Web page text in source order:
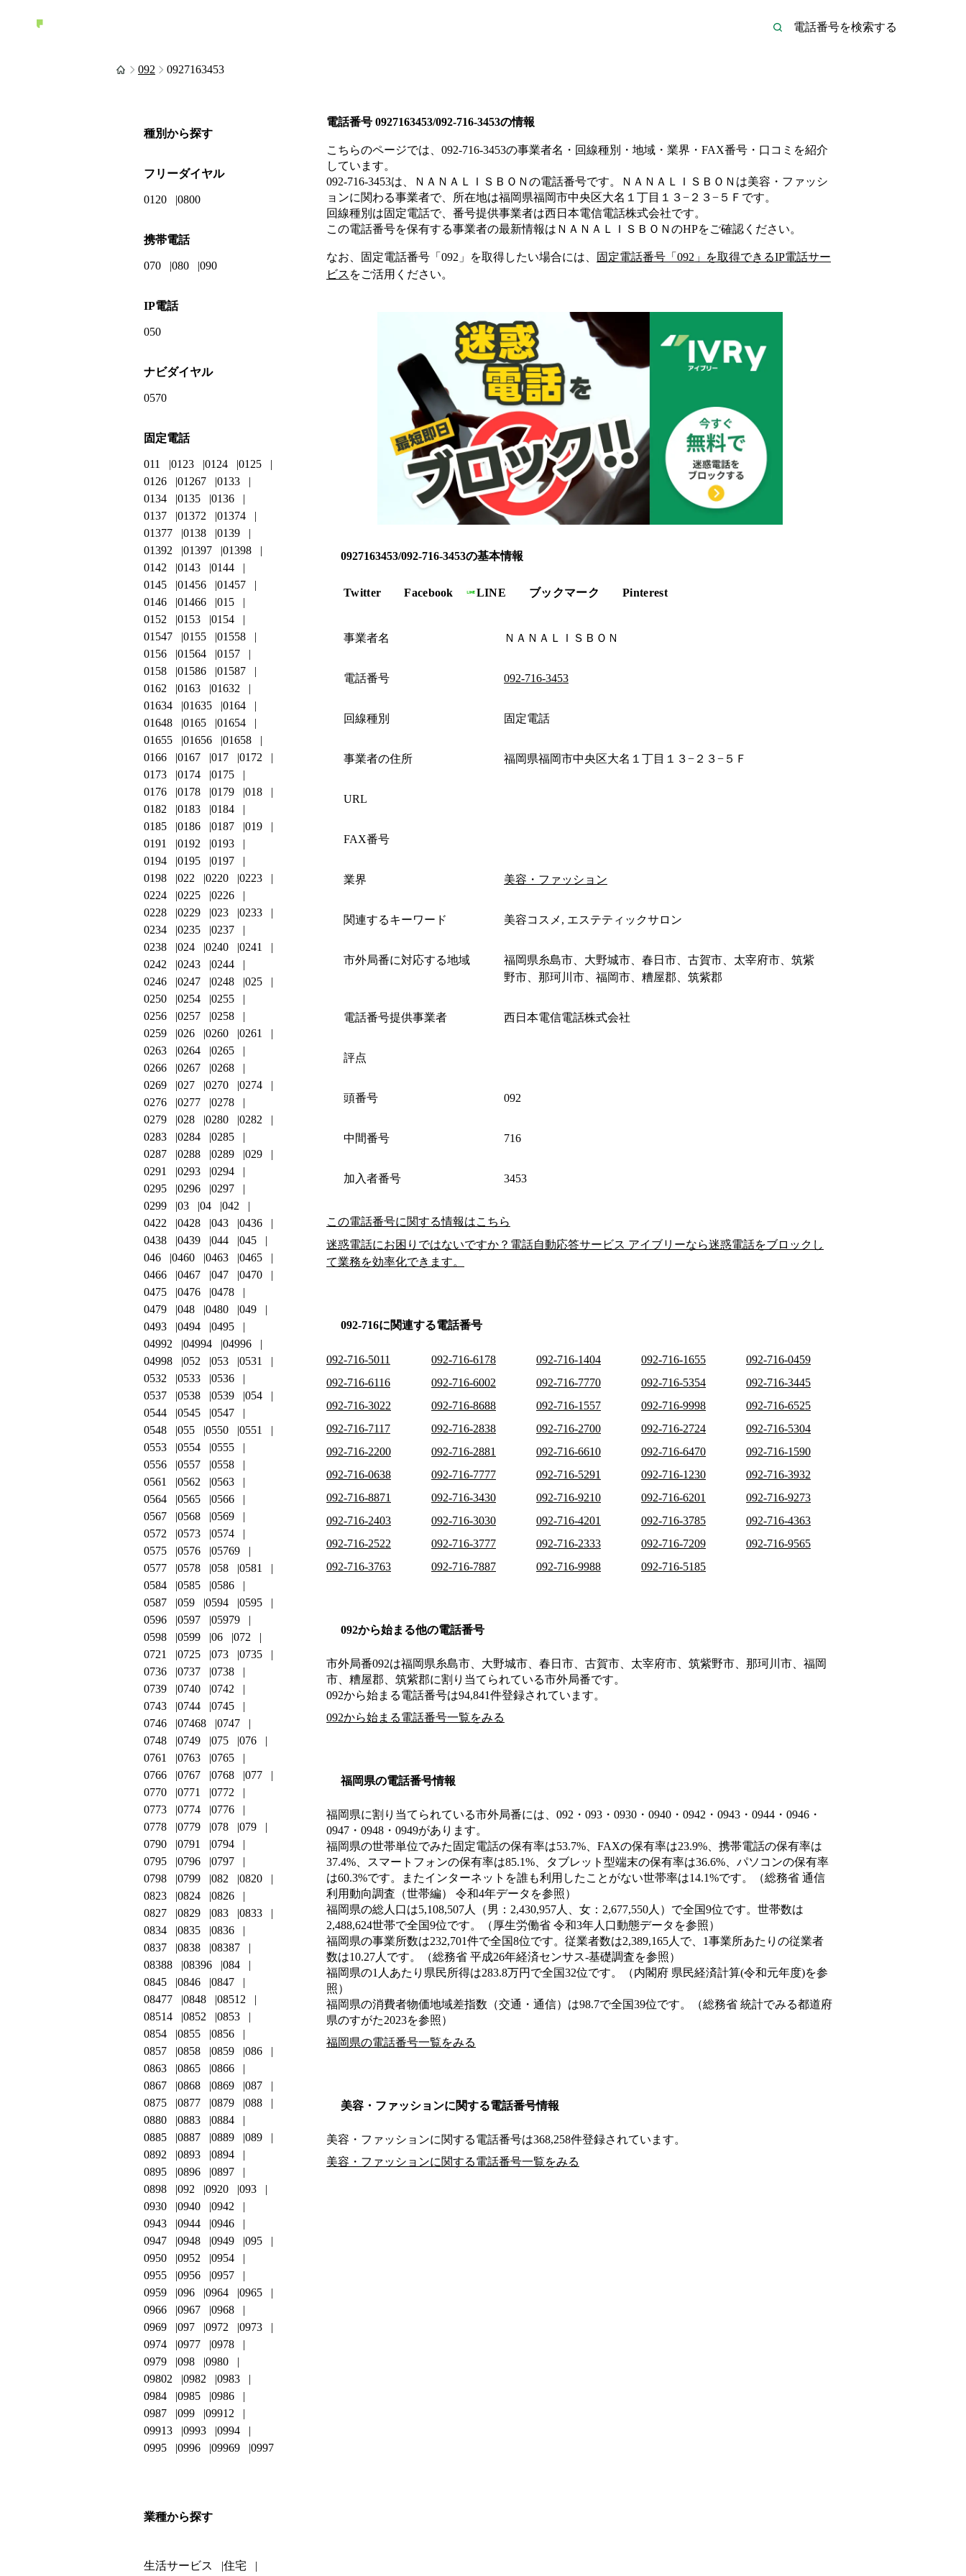
092 0927163453
電話番号 0927163453/092-716-3453の情報
こちらのページでは、 092-716-3453の事業者名・回線種別・地域・業界・FAX番号・口コミを紹介
しています。
092-716-3453は、 ＮＡＮＡＬＩＳＢＯＮ の電話番号です。 ＮＡＮＡＬＩＳＢＯＮは美容・ファッシ
ョンに関わる事業者で、所在地は福岡県福岡市中央区大名１丁目１３−２３−５Ｆ です。
回線種別は固定電話で、番号提供事業者は西日本電信電話株式会社です。
この電話番号を保有する事業者の最新情報は ＮＡＮＡＬＩＳＢＯＮ のHPをご確認ください。
なお、固定電話番号「 092 」を取得したい場合には、 固定電話番号「 092 」を取得できるIP電話サー
ビス をご活用ください。
0927163453/092-716-3453の基本情報
Twitter Facebook LINE ブックマーク Pinterest
事業者名 ＮＡＮＡＬＩＳＢＯＮ
電話番号 092-716-3453
回線種別 固定電話
事業者の住所 福岡県福岡市中央区大名１丁目１３−２３−５Ｆ
URL
FAX番号
業界 美容・ファッション
関連するキーワード 美容コスメ, エステティックサロン
市外局番に対応する地域
福岡県糸島市、大野城市、春日市、古賀市、太宰府市、筑紫
野市、那珂川市、福岡市、糟屋郡、筑紫郡
電話番号提供事業者 西日本電信電話株式会社
評点
頭番号 092
中間番号 716
加入者番号 3453
この電話番号に関する情報はこちら
迷惑電話にお困りではないですか？電話自動応答サービス アイブリーなら迷惑電話をブロックし
て業務を効率化できます。
092-716に関連する電話番号
092-716-5011 092-716-6178 092-716-1404 092-716-1655
092-716-0459
092-716-6116
092-716-6002 092-716-7770 092-716-5354
092-716-3445
092-716-3022
092-716-8688 092-716-1557 092-716-9998
092-716-6525
092-716-7117
092-716-2838 092-716-2700 092-716-2724
092-716-5304
092-716-2200
092-716-2881 092-716-6610 092-716-6470
092-716-1590
092-716-0638
092-716-7777 092-716-5291 092-716-1230
092-716-3932
092-716-8871
092-716-3430 092-716-9210 092-716-6201
092-716-9273
092-716-2403
092-716-3030 092-716-4201 092-716-3785
092-716-4363
092-716-2522
092-716-3777 092-716-2333 092-716-7209
092-716-9565
092-716-3763
092-716-7887 092-716-9988 092-716-5185
092から始まる他の電話番号
市外局番092は福岡県糸島市、大野城市、春日市、古賀市、太宰府市、筑紫野市、那珂川市、福岡
市、糟屋郡、筑紫郡に割り当てられている市外局番です。
092から始まる電話番号は94,841件登録されています。
092から始まる電話番号一覧をみる
福岡県の電話番号情報
福岡県に割り当てられている市外局番には、092・093・0930・0940・0942・0943・0944・0946・
0947・0948・0949があります。
福岡県の世帯単位でみた固定電話の保有率は53.7%、FAXの保有率は23.9%、携帯電話の保有率は
37.4%、スマートフォンの保有率は85.1%、タブレット型端末の保有率は36.6%、パソコンの保有率
は60.3%です。またインターネットを誰も利用したことがない世帯率は14.1%です。（総務省 通信
利用動向調査（世帯編） 令和4年データを参照）
福岡県の総人口は5,108,507人（男：2,430,957人、女：2,677,550人）で全国9位です。世帯数は
2,488,624世帯で全国9位です。（厚生労働省 令和3年人口動態データを参照）
福岡県の事業所数は232,701件で全国8位です。従業者数は2,389,165人で、1事業所あたりの従業者
数は10.27人です。（総務省 平成26年経済センサス‐基礎調査を参照）
福岡県の1人あたり県民所得は283.8万円で全国32位です。（内閣府 県民経済計算(令和元年度)を参
照）
福岡県の消費者物価地域差指数（交通・通信）は98.7で全国39位です。（総務省 統計でみる都道府
県のすがた2023を参照）
福岡県の電話番号一覧をみる
美容・ファッションに関する電話番号情報
美容・ファッションに関する電話番号は368,258件登録されています。
美容・ファッションに関する電話番号一覧をみる
種別から探す
フリーダイヤル
0120 0800
携帯電話
070 080 090
IP電話
050
ナビダイヤル
0570
固定電話
011 0123 0124
0125
0126
01267
0133
0134
0135
0136
0137
01372
01374
01377
0138
0139
01392
01397
01398
0142
0143
0144
0145
01456
01457
0146
01466
015
0152
0153
0154
01547
0155
01558
0156
01564
0157
0158
01586
01587
0162
0163
01632
01634
01635
0164
01648
0165
01654
01655
01656
01658
0166
0167 017
0172
0173
0174
0175
0176
0178 0179
018
0182
0183
0184
0185
0186 0187
019
0191
0192
0193
0194
0195
0197
0198
022 0220
0223
0224
0225
0226
0228
0229 023
0233
0234
0235
0237
0238
024 0240
0241
0242
0243
0244
0246
0247 0248
025
0250
0254
0255
0256
0257
0258
0259
026 0260
0261
0263
0264
0265
0266
0267
0268
0269
027 0270
0274
0276
0277
0278
0279
028 0280
0282
0283
0284
0285
0287
0288 0289
029
0291
0293
0294
0295
0296
0297
0299
03 04
042
0422
0428 043
0436
0438
0439 044
045
046
0460 0463
0465
0466
0467 047
0470
0475
0476
0478
0479
048 0480
049
0493
0494
0495
04992
04994
04996
04998
052 053
0531
0532
0533
0536
0537
0538 0539
054
0544
0545
0547
0548
055 0550
0551
0553
0554
0555
0556
0557
0558
0561
0562
0563
0564
0565
0566
0567
0568
0569
0572
0573
0574
0575
0576
05769
0577
0578 058
0581
0584
0585
0586
0587
059 0594
0595
0596
0597
05979
0598
0599 06
072
0721
0725 073
0735
0736
0737
0738
0739
0740
0742
0743
0744
0745
0746
07468
0747
0748
0749 075
076
0761
0763
0765
0766
0767 0768
077
0770
0771
0772
0773
0774
0776
0778
0779 078
079
0790
0791
0794
0795
0796
0797
0798
0799 082
0820
0823
0824
0826
0827
0829 083
0833
0834
0835
0836
0837
0838
08387
08388
08396
084
0845
0846
0847
08477
0848
08512
08514
0852
0853
0854
0855
0856
0857
0858 0859
086
0863
0865
0866
0867
0868 0869
087
0875
0877 0879
088
0880
0883
0884
0885
0887 0889
089
0892
0893
0894
0895
0896
0897
0898
092 0920
093
0930
0940
0942
0943
0944
0946
0947
0948 0949
095
0950
0952
0954
0955
0956
0957
0959
096 0964
0965
0966
0967
0968
0969
097 0972
0973
0974
0977
0978
0979
098
0980
09802
0982
0983
0984
0985
0986
0987
099
09912
09913
0993
0994
0995
0996 09969 0997
業種から探す
生活サービス 住宅